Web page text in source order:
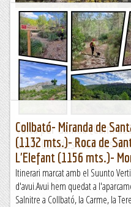
Barranc de la Font de
Avui hem recorregut un barranc
la Serra de Comiols. El barranc de
però molt interesant per l'entorn i
Blog de muntanya
Volta per Galilea (Camí
Nova, Coll des Molí des
TrailRunningMallorca – Correr por
Collbató- Miranda de
(1132 mts.)- Roca de
L'Elefant (1156 mts.)-
Itinerari marcat amb el Suunto
d'avui.Avui hem quedat a
Salnitre a Collbató, la Carme, la